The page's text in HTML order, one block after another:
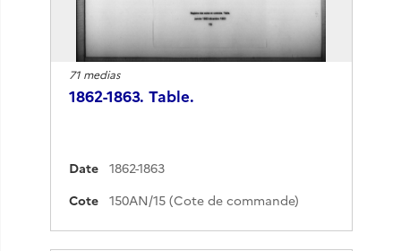
71 medias
1862-1863. Table.
Date
1862-1863
Cote
150AN/15 (Cote de commande)